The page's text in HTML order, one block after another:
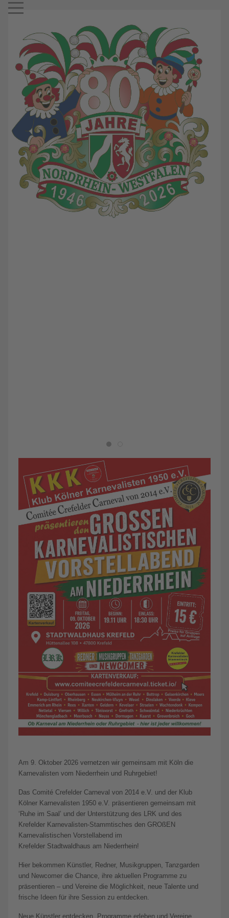
Mobile Menu Toggle
Am 9. Oktober 2026 vernetzen wir gemeinsam mit Köln die
Karnevalisten vom Niederrhein und Ruhrgebiet!
Das Comité Crefelder Carneval von 2014 e.V. und der Klub
Kölner Karnevalisten 1950 e.V. präsentieren gemeinsam mit
‘Ruhe im Saal’ und der Unterstützung des LRK und des
Krefelder Karnevalisten-Stammtisches den GROßEN
Karnevalistischen Vorstellabend im
Krefelder Stadtwaldhaus am Niederrhein!
Hier bekommen Künstler, Redner, Musikgruppen, Tanzgarden
und Newcomer die Chance, ihre aktuellen Programme zu
präsentieren – und Vereine die Möglichkeit, neue Talente und
frische Ideen für ihre Session zu entdecken.
Neue Künstler entdecken, Programme erleben und Vereine